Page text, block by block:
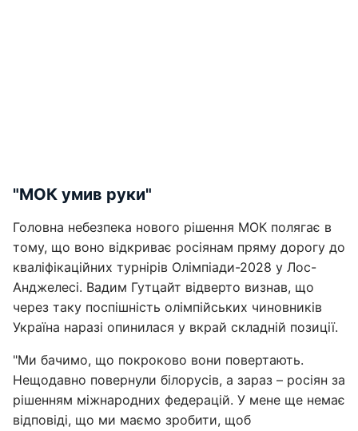
"МОК умив руки"
Головна небезпека нового рішення МОК полягає в
тому, що воно відкриває росіянам пряму дорогу до
кваліфікаційних турнірів Олімпіади-2028 у Лос-
Анджелесі. Вадим Гутцайт відверто визнав, що
через таку поспішність олімпійських чиновників
Україна наразі опинилася у вкрай складній позиції.
"Ми бачимо, що покроково вони повертають.
Нещодавно повернули білорусів, а зараз – росіян за
рішенням міжнародних федерацій. У мене ще немає
відповіді, що ми маємо зробити, щоб